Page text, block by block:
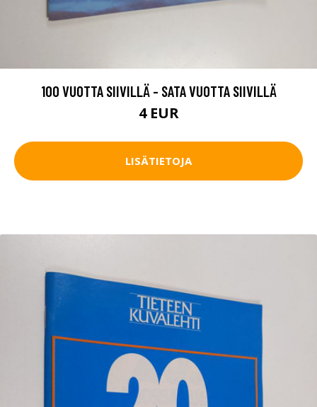
100 VUOTTA SIIVILLÄ - SATA VUOTTA SIIVILLÄ
4 EUR
LISÄTIETOJA